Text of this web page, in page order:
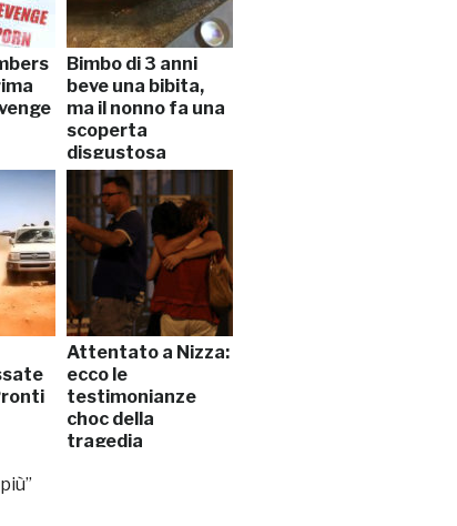
Bimbo di 3 anni
beve una bibita,
ma il nonno fa una
scoperta
disgustosa
Attentato a Nizza:
ecco le
testimonianze
choc della
tragedia